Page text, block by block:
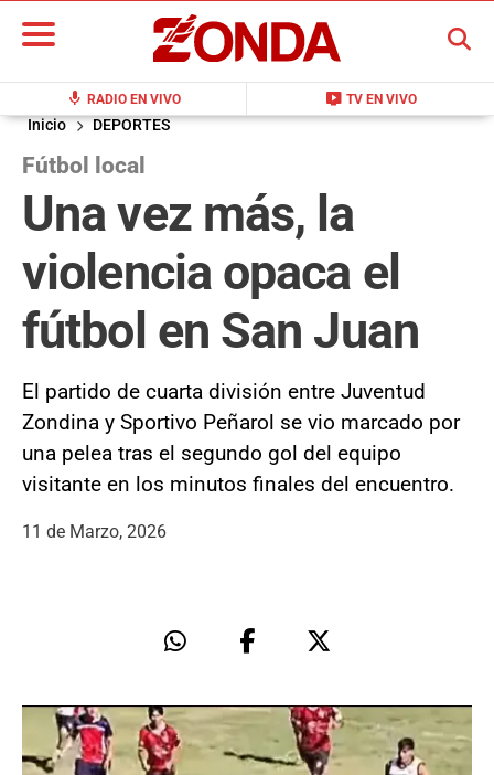
mic RADIO EN VIVO live_tv TV EN VIVO
BUSCAR
Inicio DEPORTES
Fútbol local
Una vez más, la
violencia opaca el
fútbol en San Juan
El partido de cuarta división entre Juventud
Zondina y Sportivo Peñarol se vio marcado por
una pelea tras el segundo gol del equipo
visitante en los minutos finales del encuentro.
11 de Marzo, 2026